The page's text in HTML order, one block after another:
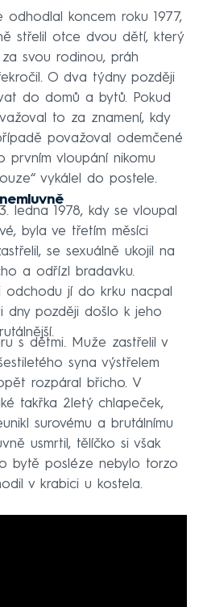
odhodlal koncem roku 1977,
střelil otce dvou dětí, který
svou rodinou, práh
O dva týdny později
do domů a bytů. Pokud
to za znamení, kdy
považoval odemčené
prvním vloupání nikomu
vykálel do postele.
ledna 1978, kdy se vloupal
byla ve třetím měsíci
se sexuálně ukojil na
a odřízl bradavku.
odchodu jí do krku nacpal
dny později došlo k jeho
s dětmi. Muže zastřelil v
syna výstřelem
rozpáral břicho. V
takřka 2letý chlapeček,
surovému a brutálnímu
usmrtil, tělíčko si však
bytě posléze nebylo torzo
v krabici u kostela.